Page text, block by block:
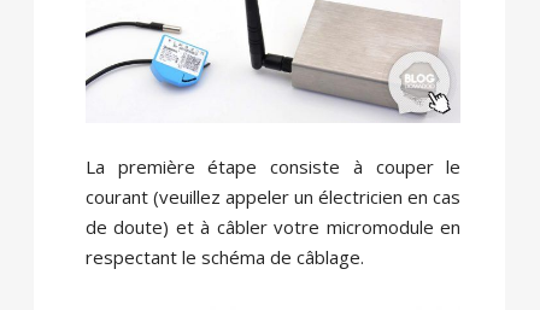
La première étape consiste à couper le
courant (veuillez appeler un électricien en cas
de doute) et à câbler votre micromodule en
respectant le schéma de câblage.